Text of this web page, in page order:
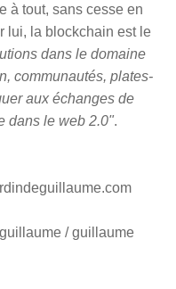
à tout, sans cesse en
lui, la blockchain est le
dans le domaine
communautés, plates-
aux échanges de
dans le web 2.0".
/ guillaume